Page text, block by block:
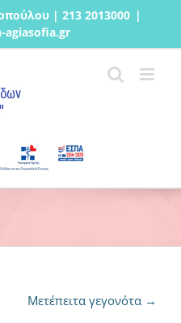
| 213 2013000 |
agiasofia.gr
Μετέπειτα γεγονότα →